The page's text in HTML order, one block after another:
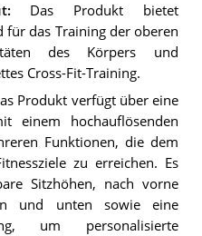
: Das Produkt bietet
für das Training der oberen
des Körpers und
Cross-Fit-Training.
Produkt verfügt über eine
einem hochauflösenden
Funktionen, die dem
zu erreichen. Es
Sitzhöhen, nach vorne
und unten sowie eine
um personalisierte